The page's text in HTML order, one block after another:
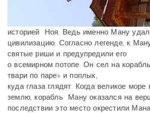
историей Ноя. Ведь именно Ману
цивилизацию. Согласно легенде, к
святые риши и предупредили его
о всемирном потопе. Он сел на
твари по паре» и поплык,
куда глаза глядят. Когда великое
землю, корабль Ману оказался на
последствии это место окрестили